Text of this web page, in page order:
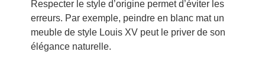
Respecter le style d’origine permet d’éviter les
erreurs. Par exemple, peindre en blanc mat un
meuble de style Louis XV peut le priver de son
élégance naturelle.